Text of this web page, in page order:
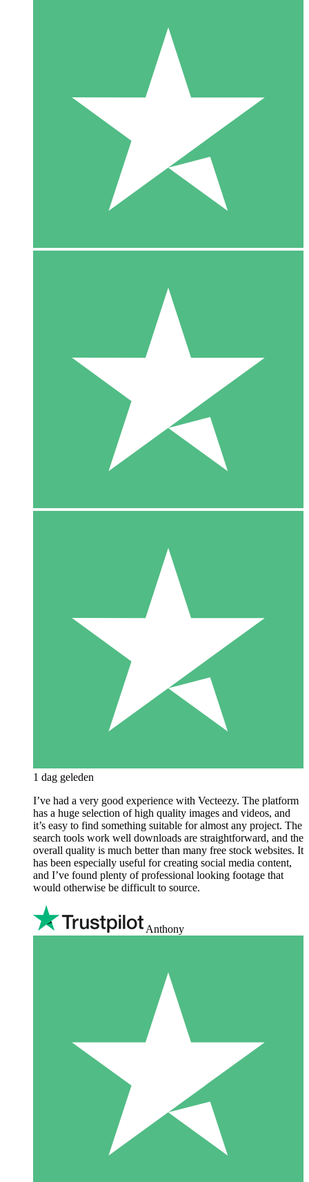
1 dag geleden
I’ve had a very good experience with Vecteezy. The platform
has a huge selection of high quality images and videos, and
it’s easy to find something suitable for almost any project. The
search tools work well downloads are straightforward, and the
overall quality is much better than many free stock websites. It
has been especially useful for creating social media content,
and I’ve found plenty of professional looking footage that
would otherwise be difficult to source.
Anthony